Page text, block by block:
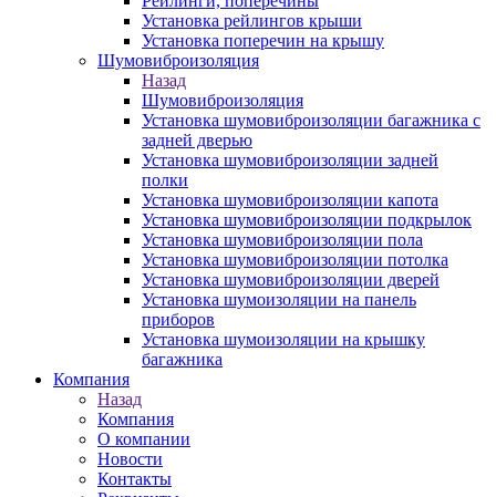
Установка рейлингов крыши
Установка поперечин на крышу
Шумовиброизоляция
Назад
Шумовиброизоляция
Установка шумовиброизоляции багажника с
задней дверью
Установка шумовиброизоляции задней
полки
Установка шумовиброизоляции капота
Установка шумовиброизоляции подкрылок
Установка шумовиброизоляции пола
Установка шумовиброизоляции потолка
Установка шумовиброизоляции дверей
Установка шумоизоляции на панель
приборов
Установка шумоизоляции на крышку
багажника
Компания
Назад
Компания
О компании
Новости
Контакты